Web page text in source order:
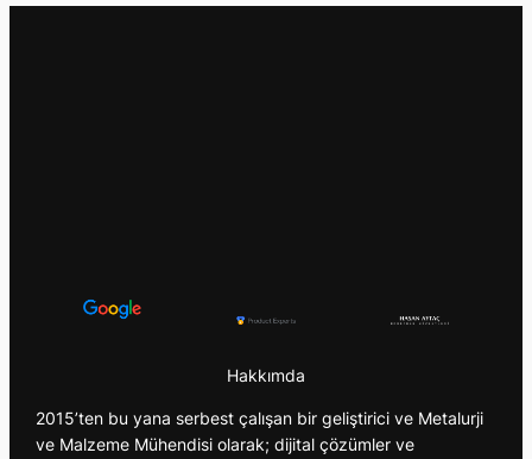
Hakkımda
2015’ten bu yana serbest çalışan bir geliştirici ve Metalurji
ve Malzeme Mühendisi olarak; dijital çözümler ve